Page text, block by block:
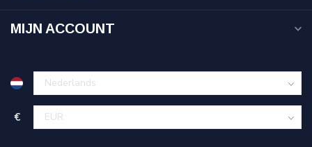
MIJN ACCOUNT
€